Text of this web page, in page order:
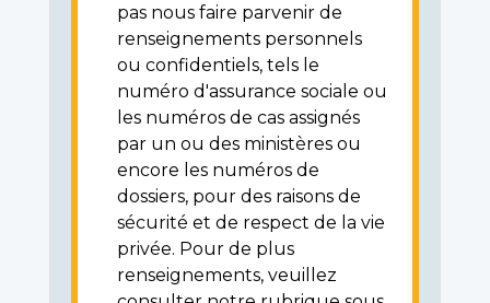
pas nous faire parvenir de
renseignements personnels
ou confidentiels, tels le
numéro d'assurance sociale ou
les numéros de cas assignés
par un ou des ministères ou
encore les numéros de
dossiers, pour des raisons de
sécurité et de respect de la vie
privée. Pour de plus
renseignements, veuillez